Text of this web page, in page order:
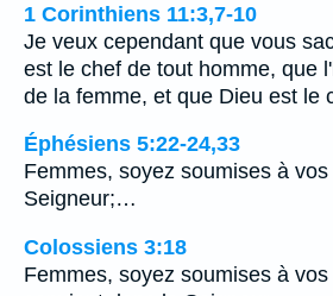
1 Corinthiens 11:3,7-10
Je veux cependant que vous
est le chef de tout homme, que
de la femme, et que Dieu est le
Éphésiens 5:22-24,33
Femmes, soyez soumises à
Seigneur;…
Colossiens 3:18
Femmes, soyez soumises à